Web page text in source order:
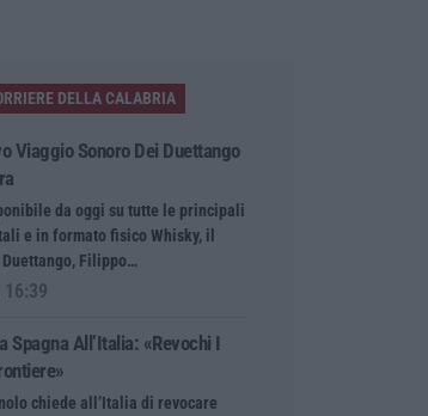
DELLA CALABRIA
Viaggio Sonoro Dei Duettango
da oggi su tutte le principali
e in formato fisico Whisky, il
Filippo…
Spagna All’Italia: «Revochi I
chiede all’Italia di revocare